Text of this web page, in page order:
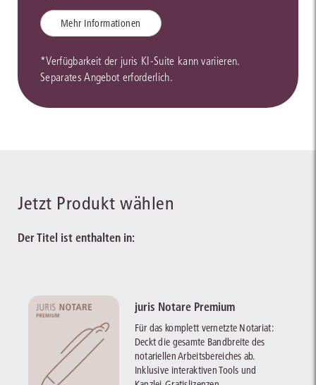
Mehr Informationen
*Verfügbarkeit der juris KI-Suite kann variieren.
Separates Angebot erforderlich.
Jetzt Produkt wählen
Der Titel ist enthalten in:
juris Notare Premium
Für das komplett vernetzte Notariat:
Deckt die gesamte Bandbreite des
notariellen Arbeitsbereiches ab.
Inklusive interaktiven Tools und